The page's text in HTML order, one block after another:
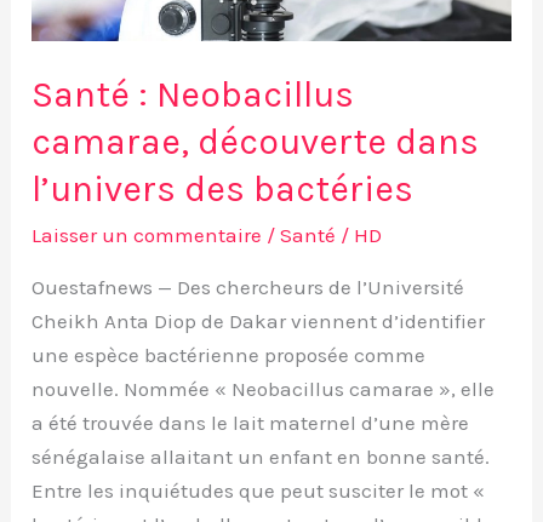
Santé : Neobacillus
camarae, découverte dans
l’univers des bactéries
Laisser un commentaire /Santé / HD
Ouestafnews — Des chercheurs de l’Université
Cheikh Anta Diop de Dakar viennent d’identifier
une espèce bactérienne proposée comme
nouvelle. Nommée « Neobacillus camarae », elle
a été trouvée dans le lait maternel d’une mère
sénégalaise allaitant un enfant en bonne santé.
Entre les inquiétudes que peut susciter le mot «